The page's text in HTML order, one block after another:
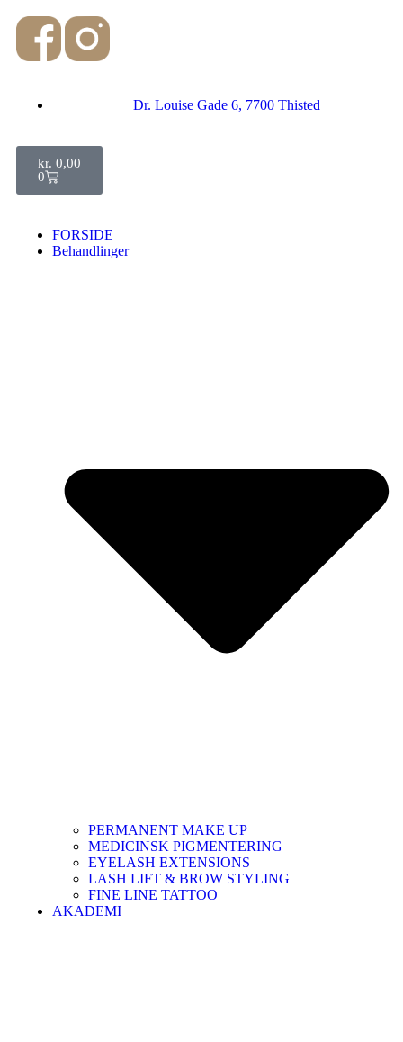
Dr. Louise Gade 6, 7700 Thisted
kr. 0,00
0
FORSIDE
Behandlinger
PERMANENT MAKE UP
MEDICINSK PIGMENTERING
EYELASH EXTENSIONS
LASH LIFT & BROW STYLING
FINE LINE TATTOO
AKADEMI